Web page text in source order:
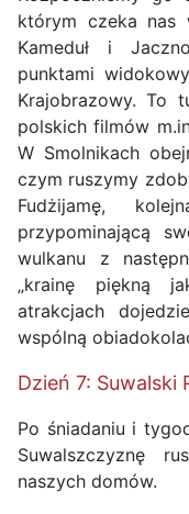
którym czeka nas
Kameduł i
punktami
Krajobrazowy. To
polskich filmów
W Smolnikach
czym ruszymy
Fudżijamę,
przypominającą
wulkanu z
„krainę piękną
atrakcjach
wspólną
Dzień 7: Suwalski
Po śniadaniu i
Suwalszczyznę
naszych domów.